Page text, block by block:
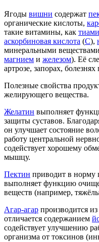
Ягоды вишни содержат
органические кислоты,
такие витамины, как
аскорбиновая кислота (С),
минеральными
магнием и железом). Её
артрозе, запорах,
Полезные свойства
желирующего вещества.
Желатин выполняет
защиты суставов.
он улучшает состояние
работу центральной
содействует хорошему
мышцу.
Пектин приводит в норму
выполняет функцию
веществ (например,
Агар-агар производится
отличается содержанием
содействует улучшению
организма от токсинов